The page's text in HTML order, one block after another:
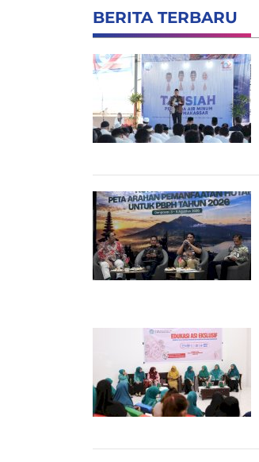
BERITA TERBARU